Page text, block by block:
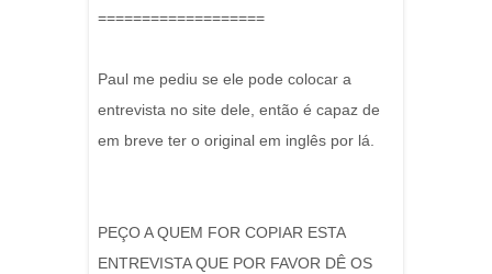
===================
Paul me pediu se ele pode colocar a
entrevista no site dele, então é capaz de
em breve ter o original em inglês por lá.
PEÇO A QUEM FOR COPIAR ESTA
ENTREVISTA QUE POR FAVOR DÊ OS